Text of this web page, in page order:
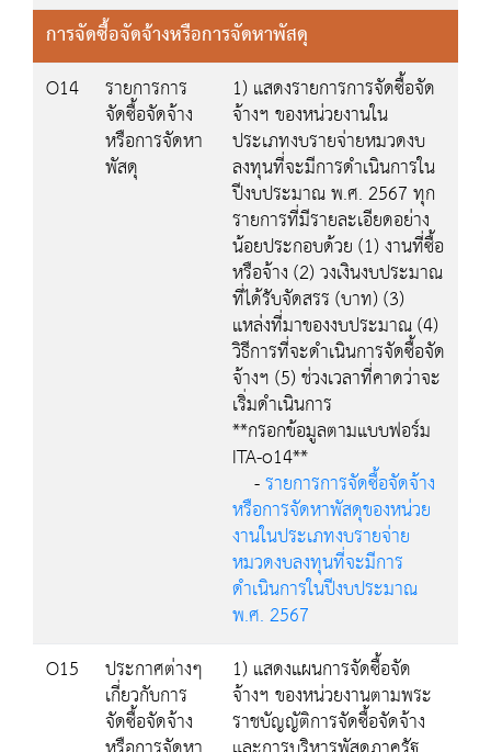
การจัดซื้อจัดจ้างหรือการจัดหาพัสดุ
O14 รายการการ
จัดซื้อจัดจ้าง
หรือการจัดหา
พัสดุ
1) แสดงรายการการจัดซื้อจัด
จ้างฯ ของหน่วยงานใน
ประเภทงบรายจ่ายหมวดงบ
ลงทุนที่จะมีการดำเนินการใน
ปีงบประมาณ พ.ศ. 2567 ทุก
รายการที่มีรายละเอียดอย่าง
น้อยประกอบด้วย (1) งานที่ซื้อ
หรือจ้าง (2) วงเงินงบประมาณ
ที่ได้รับจัดสรร (บาท) (3)
แหล่งที่มาของงบประมาณ (4)
วิธีการที่จะดำเนินการจัดซื้อจัด
จ้างฯ (5) ช่วงเวลาที่คาดว่าจะ
เริ่มดำเนินการ
**กรอกข้อมูลตามแบบฟอร์ม
ITA-o14**
-รายการการจัดซื้อจัดจ้าง
หรือการจัดหาพัสดุของหน่วย
งานในประเภทงบรายจ่าย
หมวดงบลงทุนที่จะมีการ
ดำเนินการในปีงบประมาณ
พ.ศ. 2567
O15
ประกาศต่างๆ
เกี่ยวกับการ
จัดซื้อจัดจ้าง
1) แสดงแผนการจัดซื้อจัด
จ้างฯ ของหน่วยงานตามพระ
ราชบัญญัติการจัดซื้อจัดจ้าง